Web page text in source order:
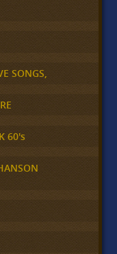
SONGS,
60's